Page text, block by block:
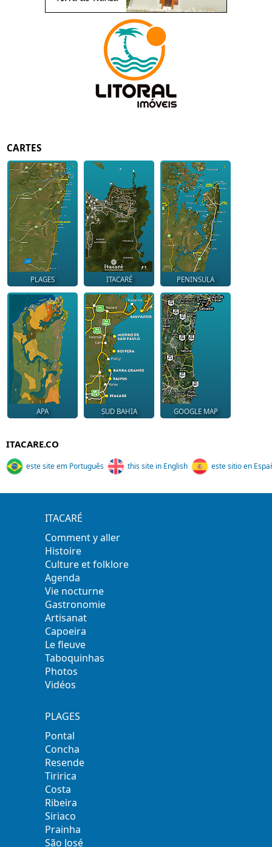
CARTES
PLAGES ITACARÉ PENINSULA
APA SUD BAHIA GOOGLE MAP
ITACARE.CO
este site em Português this site in English este sitio en
ITACARÉ
Comment y aller
Histoire
Culture et folklore
Agenda
Vie nocturne
Gastronomie
Artisanat
Capoeira
Le fleuve
Taboquinhas
Photos
Vidéos
PLAGES
Pontal
Concha
Resende
Tiririca
Costa
Ribeira
Siriaco
Prainha
São José